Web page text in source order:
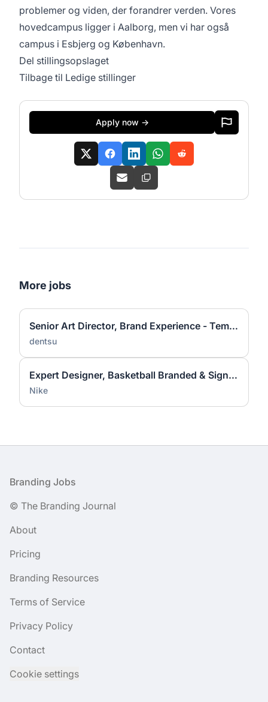
problemer og viden, der forandrer verden. Vores
hovedcampus ligger i Aalborg, men vi har også
campus i Esbjerg og København.
Del stillingsopslaget
Tilbage til Ledige stillinger
Apply now →
More jobs
Senior Art Director, Brand Experience - Temporary
dentsu
Expert Designer, Basketball Branded & Signature Apparel Graphic Design
Nike
Footer
Branding Jobs
© The Branding Journal
About
Pricing
Branding Resources
Terms of Service
Privacy Policy
Contact
Cookie settings